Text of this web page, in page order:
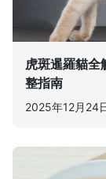
虎斑暹羅貓全
整指南
2025年12月24